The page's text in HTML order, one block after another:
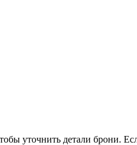
уточнить детали брони.